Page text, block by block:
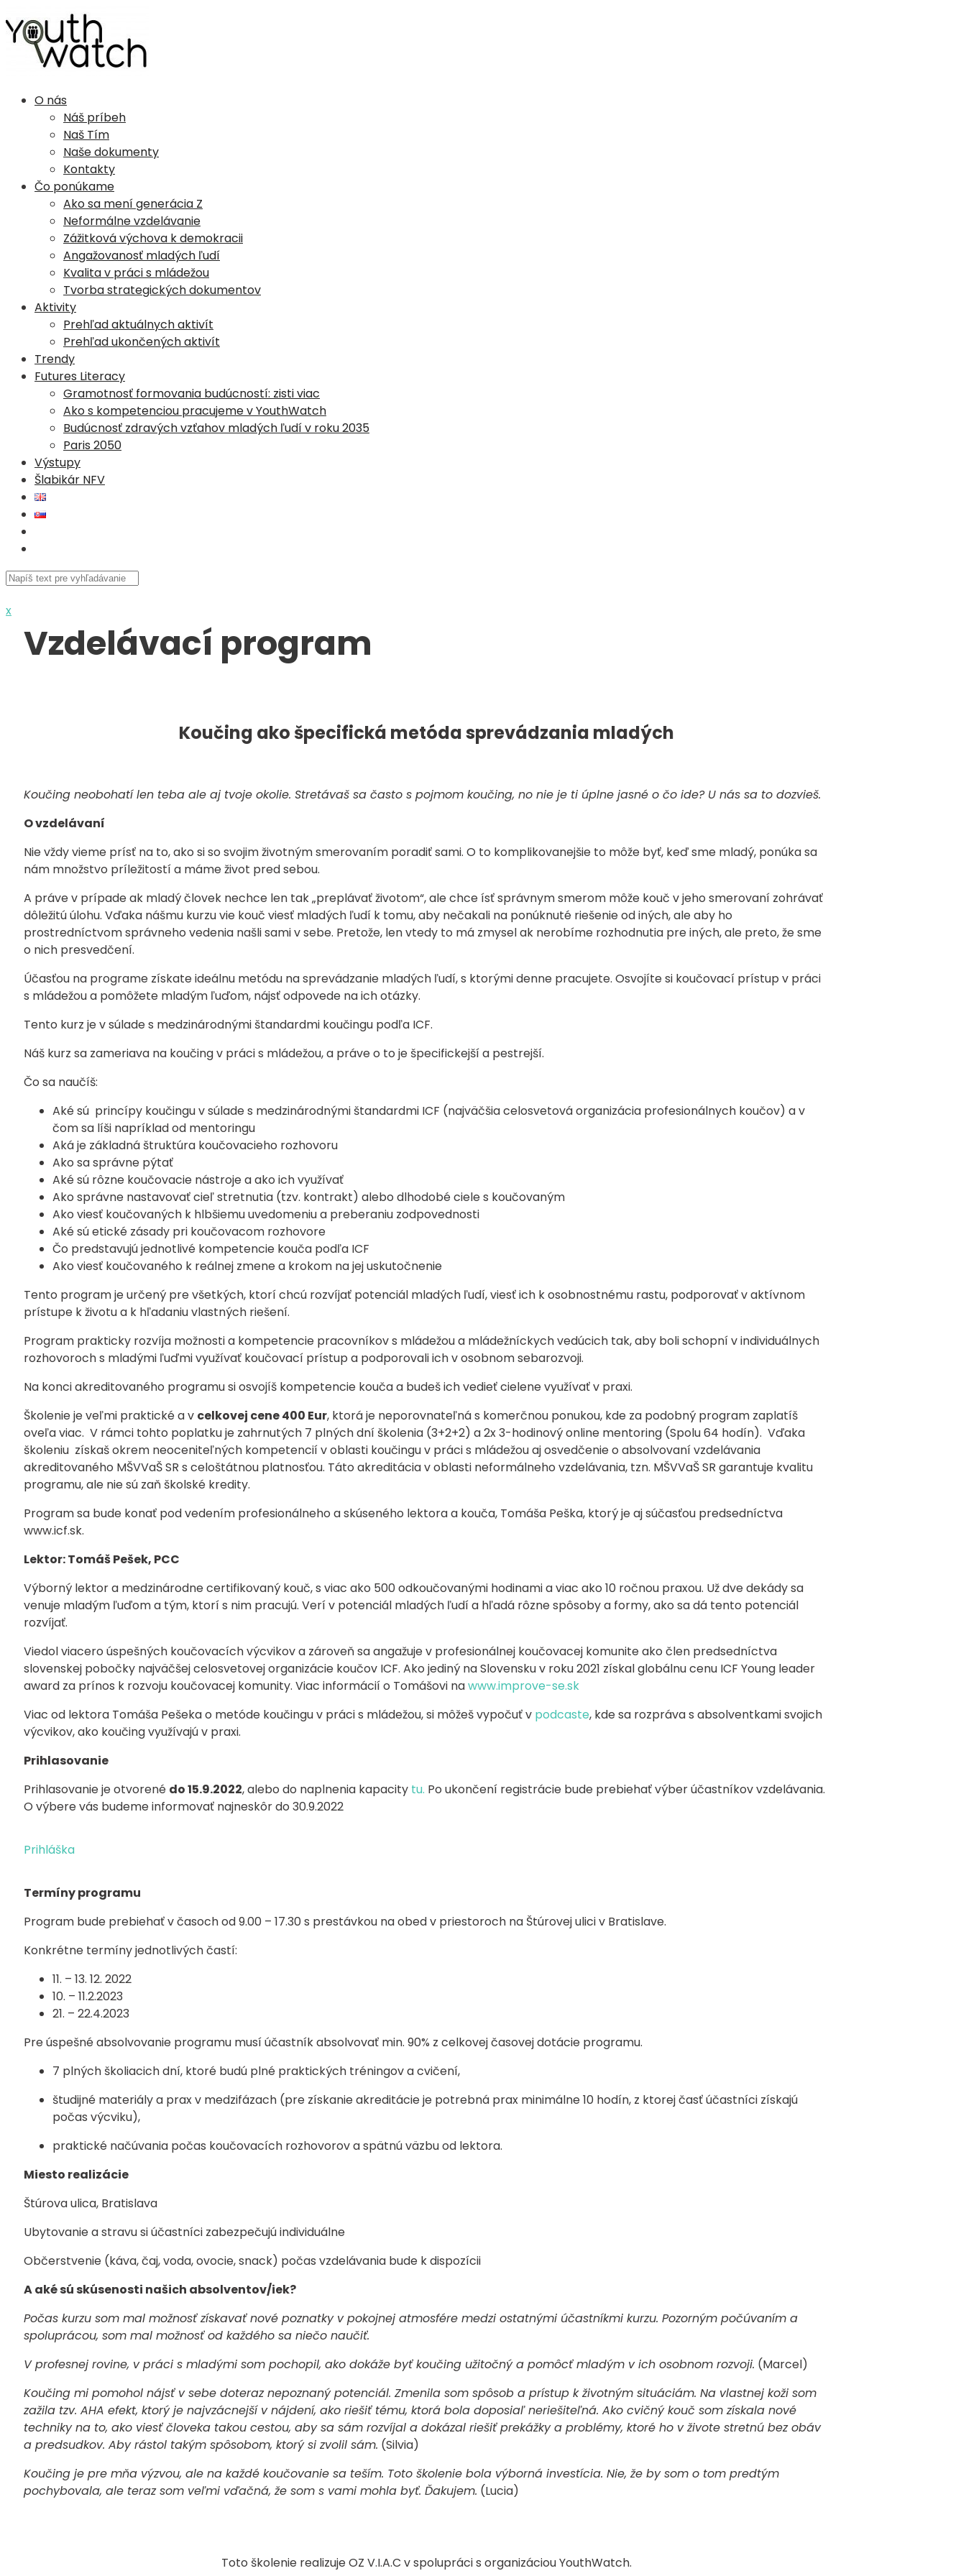
YouthWatch
O nás
Náš príbeh
Naš Tím
Naše dokumenty
Kontakty
Čo ponúkame
Ako sa mení generácia Z
Neformálne vzdelávanie
Zážitková výchova k demokracii
Angažovanosť mladých ľudí​
Kvalita v práci s mládežou
Tvorba strategických dokumentov
Aktivity
Prehľad aktuálnych aktivít
Prehľad ukončených aktivít
Trendy
Futures Literacy
Gramotnosť formovania budúcností: zisti viac
Ako s kompetenciou pracujeme v YouthWatch
Budúcnosť zdravých vzťahov mladých ľudí v roku 2035
Paris 2050
Výstupy
Šlabikár NFV
x
Vzdelávací program​
Koučing ako špecifická metóda sprevádzania mladých
Koučing neobohatí len teba ale aj tvoje okolie. Stretávaš sa často s pojmom koučing, no nie je ti úplne jasné o čo ide? U nás sa to dozvieš.
O vzdelávaní
Nie vždy vieme prísť na to, ako si so svojim životným smerovaním poradiť sami. O to komplikovanejšie to môže byť, keď sme mladý, ponúka sa
nám množstvo príležitostí a máme život pred sebou.
A práve v prípade ak mladý človek nechce len tak „preplávať životom“, ale chce ísť správnym smerom môže kouč v jeho smerovaní zohrávať
dôležitú úlohu. Vďaka nášmu kurzu vie kouč viesť mladých ľudí k tomu, aby nečakali na ponúknuté riešenie od iných, ale aby ho
prostredníctvom správneho vedenia našli sami v sebe. Pretože, len vtedy to má zmysel ak nerobíme rozhodnutia pre iných, ale preto, že sme
o nich presvedčení.
Účasťou na programe získate ideálnu metódu na sprevádzanie mladých ľudí, s ktorými denne pracujete. Osvojíte si koučovací prístup v práci
s mládežou a pomôžete mladým ľuďom, nájsť odpovede na ich otázky.
Tento kurz je v súlade s medzinárodnými štandardmi koučingu podľa ICF.
Náš kurz sa zameriava na koučing v práci s mládežou, a práve o to je špecifickejší a pestrejší.
Čo sa naučíš:
Aké sú princípy koučingu v súlade s medzinárodnými štandardmi ICF (najväčšia celosvetová organizácia profesionálnych koučov) a v
čom sa líši napríklad od mentoringu
Aká je základná štruktúra koučovacieho rozhovoru
Ako sa správne pýtať
Aké sú rôzne koučovacie nástroje a ako ich využívať
Ako správne nastavovať cieľ stretnutia (tzv. kontrakt) alebo dlhodobé ciele s koučovaným
Ako viesť koučovaných k hlbšiemu uvedomeniu a preberaniu zodpovednosti
Aké sú etické zásady pri koučovacom rozhovore
Čo predstavujú jednotlivé kompetencie kouča podľa ICF
Ako viesť koučovaného k reálnej zmene a krokom na jej uskutočnenie
Tento program je určený pre všetkých, ktorí chcú rozvíjať potenciál mladých ľudí, viesť ich k osobnostnému rastu, podporovať v aktívnom
prístupe k životu a k hľadaniu vlastných riešení.
Program prakticky rozvíja možnosti a kompetencie pracovníkov s mládežou a mládežníckych vedúcich tak, aby boli schopní v individuálnych
rozhovoroch s mladými ľuďmi využívať koučovací prístup a podporovali ich v osobnom sebarozvoji.
Na konci akreditovaného programu si osvojíš kompetencie kouča a budeš ich vedieť cielene využívať v praxi.
Školenie je veľmi praktické a v celkovej cene 400 Eur, ktorá je neporovnateľná s komerčnou ponukou, kde za podobný program zaplatíš
oveľa viac. V rámci tohto poplatku je zahrnutých 7 plných dní školenia (3+2+2) a 2x 3-hodinový online mentoring (Spolu 64 hodín). Vďaka
školeniu získaš okrem neoceniteľných kompetencií v oblasti koučingu v práci s mládežou aj osvedčenie o absolvovaní vzdelávania
akreditovaného MŠVVaŠ SR s celoštátnou platnosťou. Táto akreditácia v oblasti neformálneho vzdelávania, tzn. MŠVVaŠ SR garantuje kvalitu
programu, ale nie sú zaň školské kredity.
Program sa bude konať pod vedením profesionálneho a skúseného lektora a kouča, Tomáša Peška, ktorý je aj súčasťou predsedníctva
www.icf.sk.
Lektor: Tomáš Pešek, PCC
Výborný lektor a medzinárodne certifikovaný kouč, s viac ako 500 odkoučovanými hodinami a viac ako 10 ročnou praxou. Už dve dekády sa
venuje mladým ľuďom a tým, ktorí s nim pracujú. Verí v potenciál mladých ľudí a hľadá rôzne spôsoby a formy, ako sa dá tento potenciál
rozvíjať.
Viedol viacero úspešných koučovacích výcvikov a zároveň sa angažuje v profesionálnej koučovacej komunite ako člen predsedníctva
slovenskej pobočky najväčšej celosvetovej organizácie koučov ICF. Ako jediný na Slovensku v roku 2021 získal globálnu cenu ICF Young leader
award za prínos k rozvoju koučovacej komunity. Viac informácií o Tomášovi nawww.improve-se.sk
Viac od lektora Tomáša Pešeka o metóde koučingu v práci s mládežou, si môžeš vypočuť v podcaste, kde sa rozpráva s absolventkami svojich
výcvikov, ako koučing využívajú v praxi.
Prihlasovanie
Prihlasovanie je otvorené do 15.9.2022, alebo do naplnenia kapacity tu. Po ukončení registrácie bude prebiehať výber účastníkov vzdelávania.
O výbere vás budeme informovať najneskôr do 30.9.2022
Prihláška
Termíny programu
Program bude prebiehať v časoch od 9.00 – 17.30 s prestávkou na obed v priestoroch na Štúrovej ulici v Bratislave.
Konkrétne termíny jednotlivých častí:
11. – 13. 12. 2022
10. – 11.2.2023
21. – 22.4.2023
Pre úspešné absolvovanie programu musí účastník absolvovať min. 90% z celkovej časovej dotácie programu.
7 plných školiacich dní, ktoré budú plné praktických tréningov a cvičení,
študijné materiály a prax v medzifázach (pre získanie akreditácie je potrebná prax minimálne 10 hodín, z ktorej časť účastníci získajú
počas výcviku),
praktické načúvania počas koučovacích rozhovorov a spätnú väzbu od lektora.
Miesto realizácie
Štúrova ulica, Bratislava
Ubytovanie a stravu si účastníci zabezpečujú individuálne
Občerstvenie (káva, čaj, voda, ovocie, snack) počas vzdelávania bude k dispozícii
A aké sú skúsenosti našich absolventov/iek?
Počas kurzu som mal možnosť získavať nové poznatky v pokojnej atmosfére medzi ostatnými účastníkmi kurzu. Pozorným počúvaním a
spoluprácou, som mal možnosť od každého sa niečo naučiť.
V profesnej rovine, v práci s mladými som pochopil, ako dokáže byť koučing užitočný a pomôcť mladým v ich osobnom rozvoji. (Marcel)
Koučing mi pomohol nájsť v sebe doteraz nepoznaný potenciál. Zmenila som spôsob a prístup k životným situáciám. Na vlastnej koži som
zažila tzv. AHA efekt, ktorý je najvzácnejší v nájdení, ako riešiť tému, ktorá bola doposiaľ neriešiteľná. Ako cvičný kouč som získala nové
techniky na to, ako viesť človeka takou cestou, aby sa sám rozvíjal a dokázal riešiť prekážky a problémy, ktoré ho v živote stretnú bez obáv
a predsudkov. Aby rástol takým spôsobom, ktorý si zvolil sám. (Silvia)
Koučing je pre mňa výzvou, ale na každé koučovanie sa teším. Toto školenie bola výborná investícia. Nie, že by som o tom predtým
pochybovala, ale teraz som veľmi vďačná, že som s vami mohla byť. Ďakujem. (Lucia)
Toto školenie realizuje OZ V.I.A.C v spolupráci s organizáciou YouthWatch.